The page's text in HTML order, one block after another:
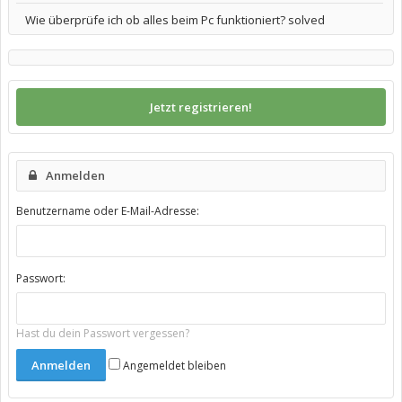
Wie überprüfe ich ob alles beim Pc funktioniert? solved
Jetzt registrieren!
Anmelden
Benutzername oder E-Mail-Adresse:
Passwort:
Hast du dein Passwort vergessen?
Angemeldet bleiben